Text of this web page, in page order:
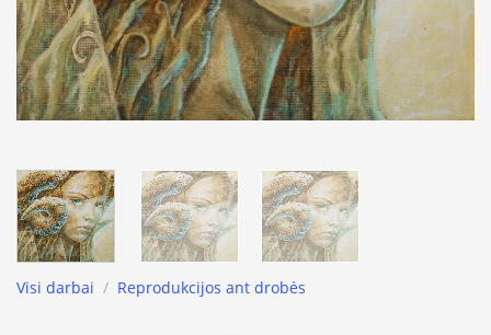
Visi darbai / Reprodukcijos ant drobės